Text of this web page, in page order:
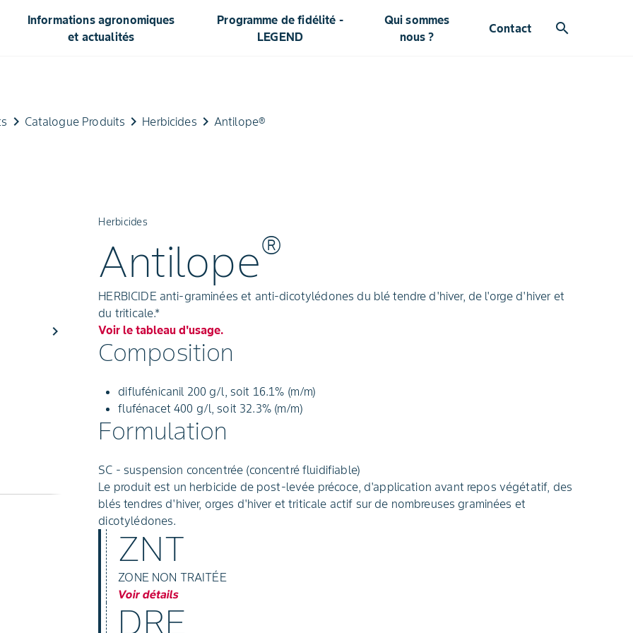
Informations agronomiques
et actualités
Programme de fidélité -
LEGEND
Qui sommes
nous ?
Contact search
keyboard_arrow_right Catalogue Produits keyboard_arrow_right Herbicides keyboard_arrow_right Antilope®
chevron_right
Herbicides
Antilope®
HERBICIDE anti-graminées et anti-dicotylédones du blé tendre d'hiver, de l'orge d'hiver et
du triticale.*
Voir le tableau d'usage.
Composition
diflufénicanil 200 g/l, soit 16.1% (m/m)
flufénacet 400 g/l, soit 32.3% (m/m)
Formulation
SC - suspension concentrée (concentré fluidifiable)
Le produit est un herbicide de post-levée précoce, d'application avant repos végétatif, des
blés tendres d'hiver, orges d'hiver et triticale actif sur de nombreuses graminées et
dicotylédones.
ZNT
ZONE NON TRAITÉE
Voir détails
DRE